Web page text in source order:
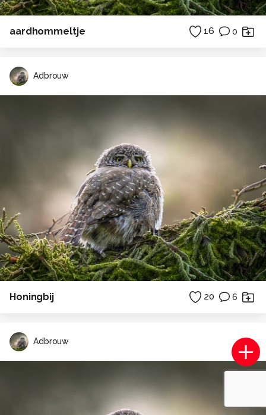
aardhommeltje 16 0
Adbrouw
Honingbij 20 6
Adbrouw